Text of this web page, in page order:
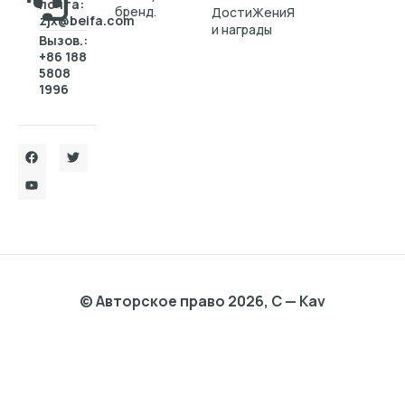
почта:
zjx@beifa.com
Вызов.:
+86 188
5808
1996
бренд.
ДостиЖениЯ
и награды
© Авторское право 2026, C — Kav